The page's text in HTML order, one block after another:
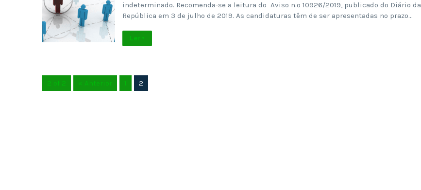
indeterminado. Recomenda-se a leitura do Aviso n.º 10926/2019, publicado do Diário da
República em 3 de julho de 2019. As candidaturas têm de ser apresentadas no prazo…
Ler +
2 of 2 « Anterior 1 2